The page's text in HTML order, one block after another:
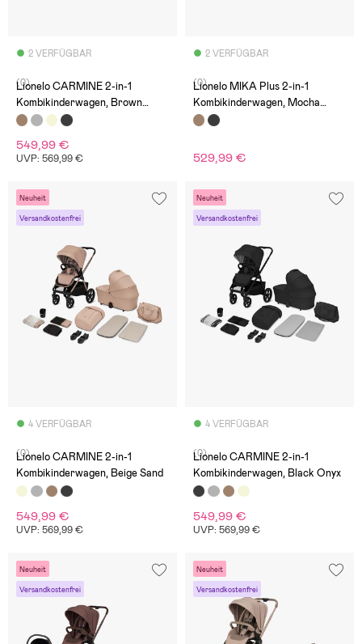
2 VERFÜGBAR
(0)
Lionelo CARMINE 2-in-1
Kombikinderwagen, Brown
Chocolate
549,99 €
UVP: 569,99 €
2 VERFÜGBAR
(0)
Lionelo MIKA Plus 2-in-1
Kombikinderwagen, Mocha
Mousse
529,99 €
Neuheit
Versandkostenfrei
4 VERFÜGBAR
(0)
Lionelo CARMINE 2-in-1
Kombikinderwagen, Beige Sand
549,99 €
UVP: 569,99 €
Neuheit
Versandkostenfrei
4 VERFÜGBAR
(0)
Lionelo CARMINE 2-in-1
Kombikinderwagen, Black Onyx
549,99 €
UVP: 569,99 €
Neuheit
Versandkostenfrei
Neuheit
Versandkostenfrei